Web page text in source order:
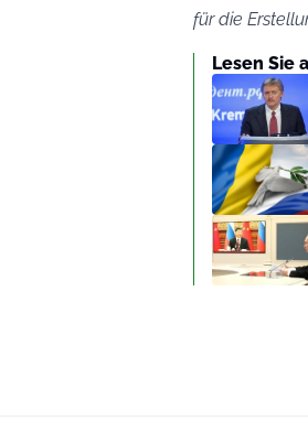
für die
Lesen Sie